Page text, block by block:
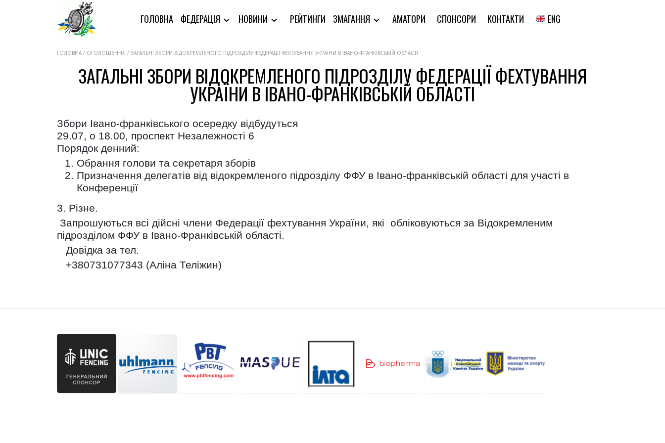
ГОЛОВНА ФЕДЕРАЦІЯ НОВИНИ РЕЙТИНГИ ЗМАГАННЯ АМАТОРИ СПОНСОРИ КОНТАКТИ ENG
ГОЛОВНА / ОГОЛОШЕННЯ / ЗАГАЛЬНІ ЗБОРИ ВІДОКРЕМЛЕНОГО ПІДРОЗДІЛУ ФЕДЕРАЦІЇ ФЕХТУВАННЯ УКРАЇНИ В ІВАНО-ФРАНКІВСЬКІЙ ОБЛАСТІ
ЗАГАЛЬНІ ЗБОРИ ВІДОКРЕМЛЕНОГО ПІДРОЗДІЛУ ФЕДЕРАЦІЇ ФЕХТУВАННЯ
УКРАЇНИ В ІВАНО-ФРАНКІВСЬКІЙ ОБЛАСТІ
Збори Івано-франківського осередку відбудуться
29.07, о 18.00, проспект Незалежності 6
Порядок денний:
Обрання голови та секретаря зборів
Призначення делегатів від відокремленого підрозділу ФФУ в Івано-франківській області для участі в
Конференції
3. Різне.
Запрошуються всі дійсні члени Федерації фехтування України, які обліковуються за Відокремленим
підрозділом ФФУ в Івано-Франківській області.
Довідка за тел.
+380731077343 (Аліна Теліжин)